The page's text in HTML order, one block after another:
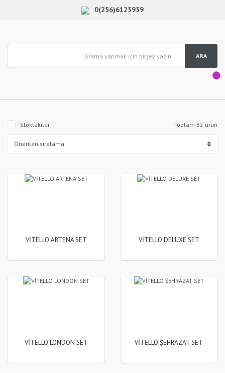
0(256)6125959
ARA
Stoktakiler Toplam 32 ürün
VİTELLO ARTENA SET VİTELLO DELUXE SET
VİTELLO LONDON SET VİTELLO ŞEHRAZAT SET